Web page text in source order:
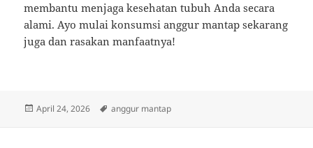
membantu menjaga kesehatan tubuh Anda secara
alami. Ayo mulai konsumsi anggur mantap sekarang
juga dan rasakan manfaatnya!
Posted
April 24, 2026 Tags
anggur mantap